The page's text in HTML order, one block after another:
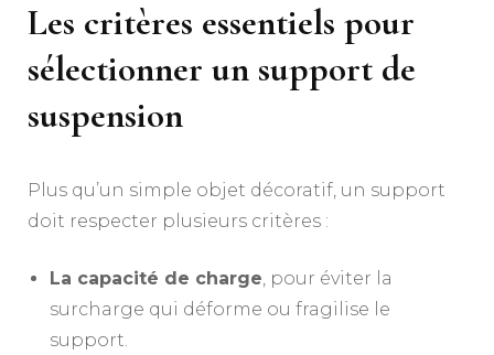
Les critères essentiels pour
sélectionner un support de
suspension
Plus qu’un simple objet décoratif, un support
doit respecter plusieurs critères :
La capacité de charge, pour éviter la
surcharge qui déforme ou fragilise le
support.